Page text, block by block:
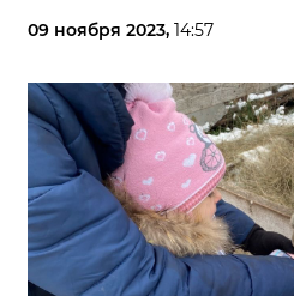
09 ноября 2023, 14:57